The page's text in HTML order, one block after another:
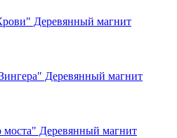
Деревянный магнит
Деревянный магнит
Деревянный магнит